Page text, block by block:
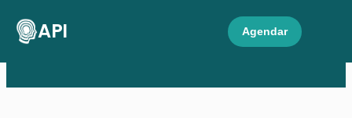
API Agendar